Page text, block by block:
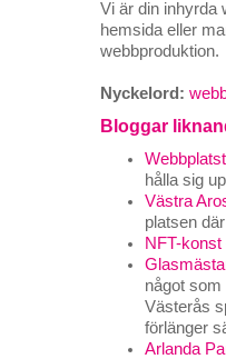
Vi är din inhyrda
hemsida eller
webbproduktion.
Nyckelord:
Bloggar
hålla sig
Västra
platsen
NFT-konst
något
Västerås
förlänger
Arlanda